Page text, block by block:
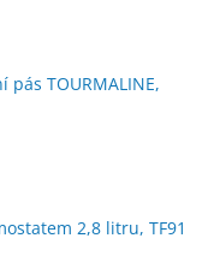
pás TOURMALINE,
2,8 litru, TF91